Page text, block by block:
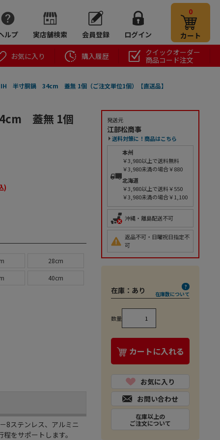
ルプ 実店舗検索 会員登録 ログイン
0
カート
お気に入り 購入履歴
クイックオーダー
商品コード注文
半寸胴鍋 34cm 蓋無 1個（ご注文単位1個）【直送品】
蓋無 1個
)
28cm
40cm
8ステンレス、アルミニ
をサポートします。
発送元
江部松商事
送料対策に！商品はこちら
本州
￥3,980以上で送料無料
￥3,980未満の場合￥880
北海道
￥3,980以上で送料￥550
￥3,980未満の場合￥1,100
沖縄・離島配送不可
返品不可・日曜祝日指定不
可
在庫： あり 在庫数について
数量
カートに入れる
お気に入り
お問い合わせ
在庫以上の
ご注文について